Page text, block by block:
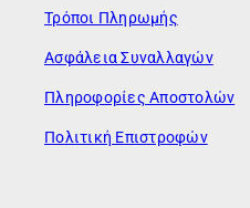
Τρόποι Πληρωμής
Ασφάλεια Συναλλαγών
Πληροφορίες Αποστολών
Πολιτική Επιστροφών